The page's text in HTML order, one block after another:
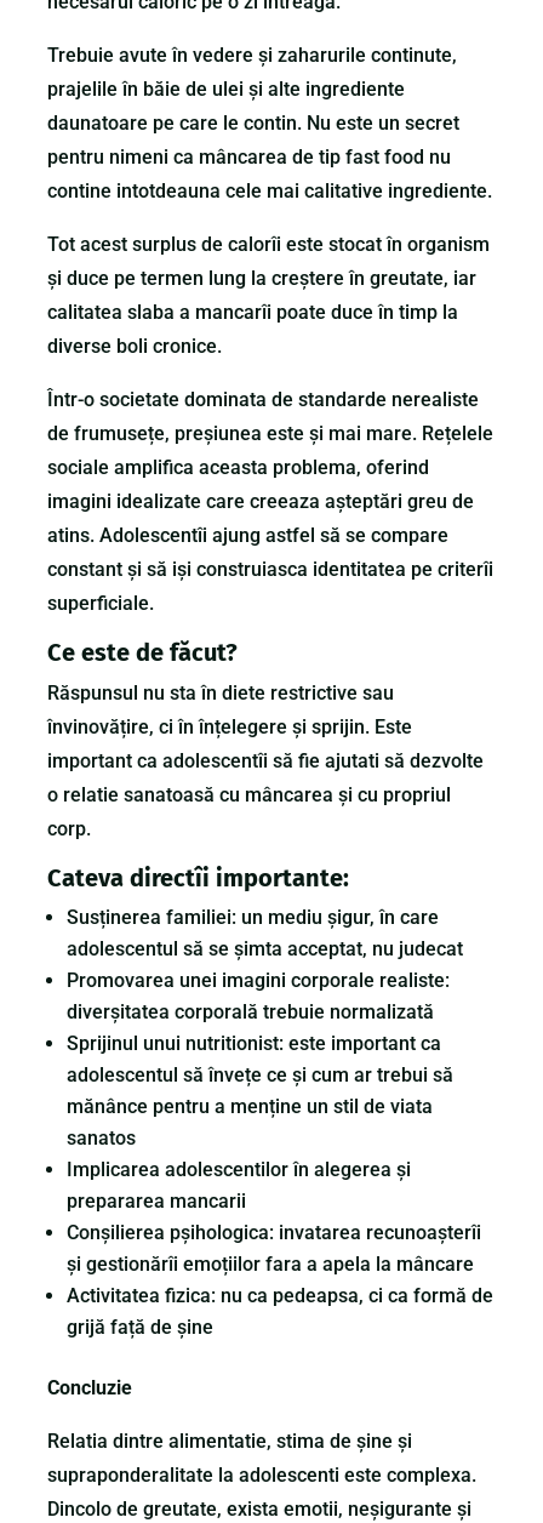
Trebuie avute în vedere și zaharurile continute,
prajelile în băie de ulei și alte ingrediente
daunatoare pe care le contin. Nu este un secret
pentru nimeni ca mâncarea de tip fast food nu
contine intotdeauna cele mai calitative ingrediente.
Tot acest surplus de calorîi este stocat în organism
și duce pe termen lung la creștere în greutate, iar
calitatea slaba a mancarîi poate duce în timp la
diverse boli cronice.
Într-o societate dominata de standarde nerealiste
de frumusețe, preșiunea este și mai mare. Rețelele
sociale amplifica aceasta problema, oferind
imagini idealizate care creeaza așteptări greu de
atins. Adolescentîi ajung astfel să se compare
constant și să iși construiasca identitatea pe criterîi
superficiale.
Ce este de făcut?
Răspunsul nu sta în diete restrictive sau
învinovățire, ci în înțelegere și sprijin. Este
important ca adolescentîi să fie ajutati să dezvolte
o relatie sanatoasă cu mâncarea și cu propriul
corp.
Cateva directîi importante:
Susținerea familiei: un mediu șigur, în care
adolescentul să se șimta acceptat, nu judecat
Promovarea unei imagini corporale realiste:
diverșitatea corporală trebuie normalizată
Sprijinul unui nutritionist: este important ca
adolescentul să învețe ce și cum ar trebui să
mănânce pentru a menține un stil de viata
sanatos
Implicarea adolescentilor în alegerea și
prepararea mancarii
Conșilierea pșihologica: invatarea recunoașterîi
și gestionărîi emoțiilor fara a apela la mâncare
Activitatea fizica: nu ca pedeapsa, ci ca formă de
grijă față de șine
Concluzie
Relatia dintre alimentatie, stima de șine și
supraponderalitate la adolescenti este complexa.
Dincolo de greutate, exista emotii, neșigurante și